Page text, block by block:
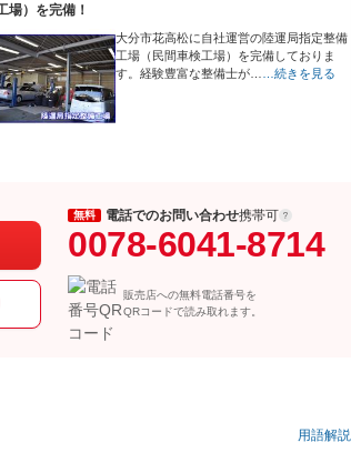
場）を完備！
大分市花高松に自社運営の陸運局指定整備
工場（民間車検工場）を完備しておりま
す。経験豊富な整備士が…
…続きを見る
無料 電話でのお問い合わせ携帯可
0078-6041-8714
販売店への無料電話番号を
QRコードで読み取れます。
用語解説